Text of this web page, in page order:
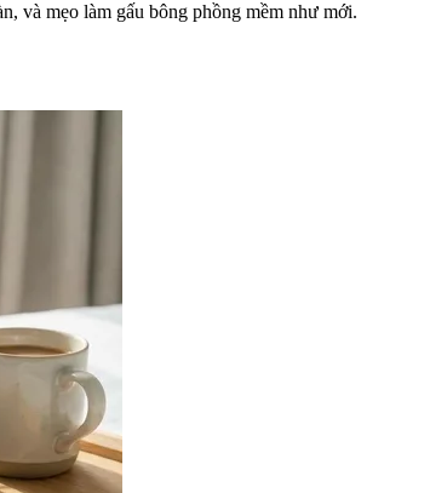
và mẹo làm gấu bông phồng mềm như mới.